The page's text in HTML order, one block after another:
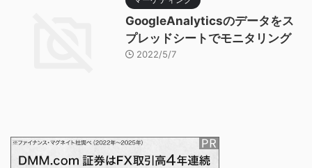
GoogleAnalyticsのデータをス
プレッドシートでモニタリング
2022/5/7